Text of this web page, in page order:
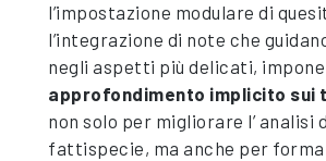
l’impostazione modulare di
l’integrazione di note che
negli aspetti più delicati, impone
approfondimento implicito sui
non solo per migliorare l’ analisi
fattispecie, ma anche per